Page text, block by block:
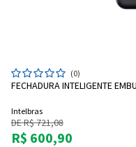
(0)
FECHADURA INTELIGENTE
Intelbras
DE R$ 721,08
R$ 600,90